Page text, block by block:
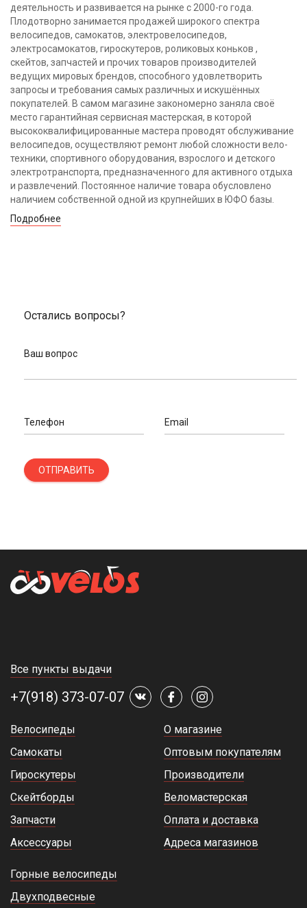
деятельность и развивается на рынке с 2000-го года.
Плодотворно занимается продажей широкого спектра
велосипедов, самокатов, электровелосипедов,
электросамокатов, гироскутеров, роликовых коньков ,
скейтов, запчастей и прочих товаров производителей
ведущих мировых брендов, способного удовлетворить
запросы и требования самых различных и искушённых
покупателей. В самом магазине закономерно заняла своё
место гарантийная сервисная мастерская, в которой
высококвалифицированные мастера проводят обслуживание
велосипедов, осуществляют ремонт любой сложности вело-
техники, спортивного оборудования, взрослого и детского
электротранспорта, предназначенного для активного отдыха
и развлечений. Постоянное наличие товара обусловлено
наличием собственной одной из крупнейших в ЮФО базы.
Подробнее
Остались вопросы?
Ваш вопрос
Телефон Email
ОТПРАВИТЬ
Все пункты выдачи
+7(918) 373-07-07
Велосипеды
Самокаты
Гироскутеры
Скейтборды
Запчасти
Аксессуары
О магазине
Оптовым покупателям
Производители
Веломастерская
Оплата и доставка
Адреса магазинов
Горные велосипеды
Двухподвесные